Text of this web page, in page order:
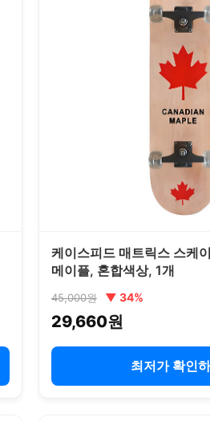
케이스피드 매트릭스 스케
메이플, 혼합색상, 1개
45,000원 ▼ 34%
29,660원
최저가 확인